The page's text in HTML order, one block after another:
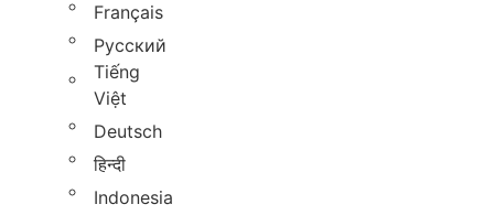
Français
Русский
Tiếng
Việt
Deutsch
हिन्दी
Indonesia